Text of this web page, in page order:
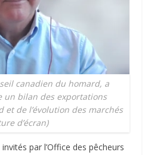
canadien du homard, a
un bilan des exportations
et de l’évolution des marchés
d’écran)
par l’Office des pêcheurs